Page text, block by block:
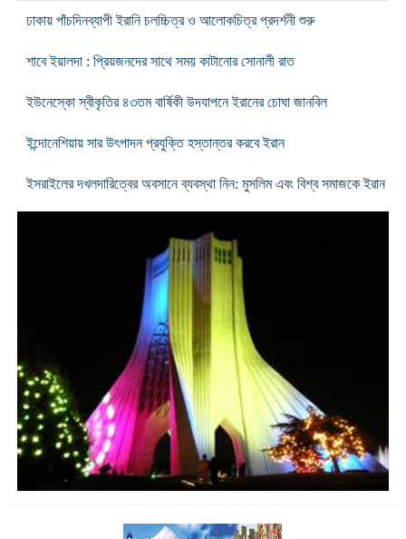
ঢাকায় পাঁচদিনব্যাপী ইরানি চলচ্চিত্র ও আলোকচিত্র প্রদর্শনী শুরু
শাবে ইয়ালদা : প্রিয়জনদের সাথে সময় কাটানোর সোনালী রাত
ইউনেস্কো স্বীকৃতির ৪৩তম বার্ষিকী উদযাপনে ইরানের চোঘা জানবিল
ইন্দোনেশিয়ায় সার উৎপাদন প্রযুক্তি হস্তান্তর করবে ইরান
ইসরাইলের দখলদারিত্বের অবসানে ব্যবস্থা নিন: মুসলিম এবং বিশ্ব সমাজকে ইরান